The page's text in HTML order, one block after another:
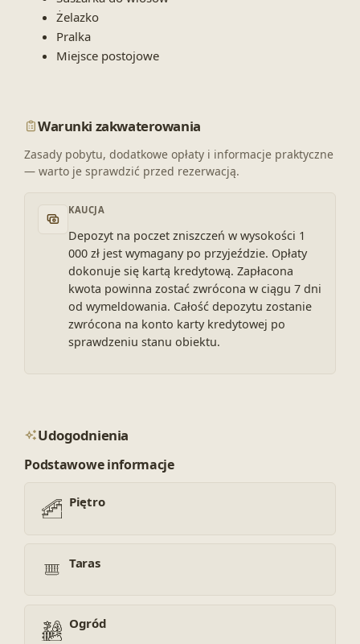
Żelazko
Pralka
Miejsce postojowe
Warunki zakwaterowania
Zasady pobytu, dodatkowe opłaty i informacje praktyczne
— warto je sprawdzić przed rezerwacją.
KAUCJA
Depozyt na poczet zniszczeń w wysokości 1
000 zł jest wymagany po przyjeździe. Opłaty
dokonuje się kartą kredytową. Zapłacona
kwota powinna zostać zwrócona w ciągu 7 dni
od wymeldowania. Całość depozytu zostanie
zwrócona na konto karty kredytowej po
sprawdzeniu stanu obiektu.
Udogodnienia
Podstawowe informacje
Piętro
Taras
Ogród